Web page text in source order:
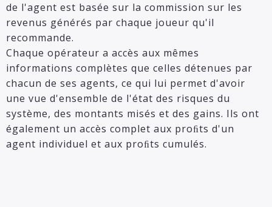
de l'agent est basée sur la commission sur les
revenus générés par chaque joueur qu'il
recommande.
Chaque opérateur a accès aux mêmes
informations complètes que celles détenues par
chacun de ses agents, ce qui lui permet d'avoir
une vue d'ensemble de l'état des risques du
système, des montants misés et des gains. Ils ont
également un accès complet aux proﬁts d'un
agent individuel et aux proﬁts cumulés.